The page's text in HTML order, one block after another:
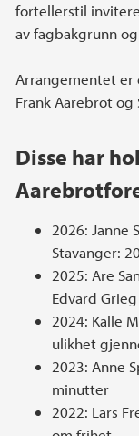
fortellerstil
av fagbakgrunn
Arrangementet er
Frank Aarebrot
Disse har
2026: Janne
Stavanger:
2025: Are
Edvard
2024: Kalle
ulikhet
2023: Anne
minutter
2022: Lars